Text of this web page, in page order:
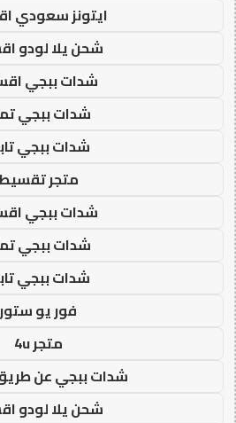
ايتونز سعودي
شحن يلا لودو
شدات ببجي
شدات ببجي
شدات ببجي
متجر تقسيط
شدات ببجي
شدات ببجي
شدات ببجي
فور يو ستور
متجر 4u
شدات ببجي عن
شحن يلا لودو